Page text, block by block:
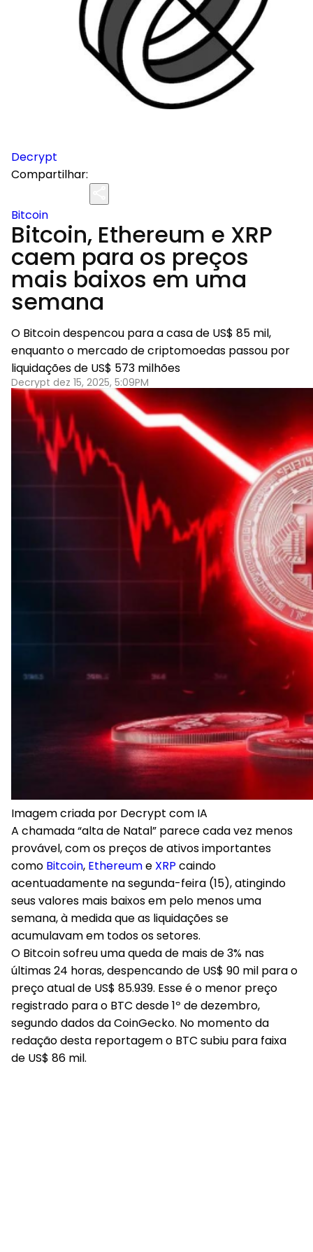
Decrypt
Compartilhar:
Bitcoin
Bitcoin, Ethereum e XRP
caem para os preços
mais baixos em uma
semana
O Bitcoin despencou para a casa de US$ 85 mil,
enquanto o mercado de criptomoedas passou por
liquidações de US$ 573 milhões
Decrypt dez 15, 2025, 5:09PM
Imagem criada por Decrypt com IA
A chamada“alta de Natal” parece cada vez menos
provável, com os preços de ativos importantes
como Bitcoin, Ethereume XRP caindo
acentuadamente na segunda-feira (15), atingindo
seus valores mais baixos em pelo menos uma
semana, à medida que as liquidações se
acumulavam em todos os setores.
O Bitcoin sofreu uma queda de mais de 3% nas
últimas 24 horas,despencando de US$ 90 mil para o
preço atual de US$ 85.939. Esse é o menor preço
registrado para o BTC desde 1º de dezembro,
segundo dados da CoinGecko. No momento da
redação desta reportagem o BTC subiu para faixa
de US$ 86 mil.